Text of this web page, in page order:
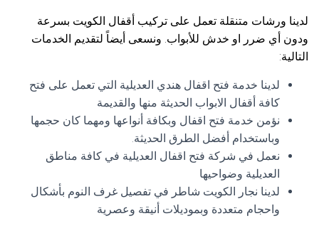
لدينا ورشات متنقلة تعمل على تركيب أقفال الكويت بسرعة
ودون أي ضرر او خدش للأبواب. ونسعى أيضاً لتقديم الخدمات
التالية:
لدينا خدمة فتح اقفال هندي العديلية التي تعمل على فتح
كافة أقفال الابواب الحديثة منها والقديمة
نؤمن خدمة فتح اقفال وبكافة أنواعها ومهما كان حجمها
وباستخدام أفضل الطرق الحديثة.
نعمل في شركة فتح اقفال العديلية في كافة مناطق
العديلية وضواحيها
لدينا نجار الكويت شاطر في تفصيل غرف النوم بأشكال
واحجام متعددة وبموديلات أنيقة وعصرية